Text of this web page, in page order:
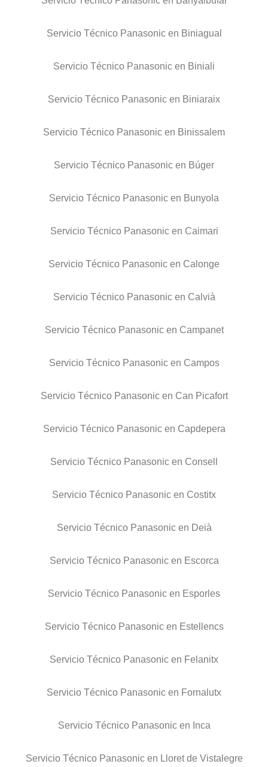
Servicio Técnico Panasonic en Biniagual
Servicio Técnico Panasonic en Biniali
Servicio Técnico Panasonic en Biniaraix
Servicio Técnico Panasonic en Binissalem
Servicio Técnico Panasonic en Búger
Servicio Técnico Panasonic en Bunyola
Servicio Técnico Panasonic en Caimari
Servicio Técnico Panasonic en Calonge
Servicio Técnico Panasonic en Calvià
Servicio Técnico Panasonic en Campanet
Servicio Técnico Panasonic en Campos
Servicio Técnico Panasonic en Can Picafort
Servicio Técnico Panasonic en Capdepera
Servicio Técnico Panasonic en Consell
Servicio Técnico Panasonic en Costitx
Servicio Técnico Panasonic en Deià
Servicio Técnico Panasonic en Escorca
Servicio Técnico Panasonic en Esporles
Servicio Técnico Panasonic en Estellencs
Servicio Técnico Panasonic en Felanitx
Servicio Técnico Panasonic en Fornalutx
Servicio Técnico Panasonic en Inca
Servicio Técnico Panasonic en Lloret de Vistalegre